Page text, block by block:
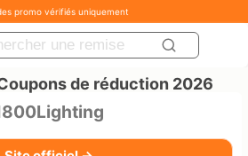
promo vérifiés uniquement
de réduction 2026